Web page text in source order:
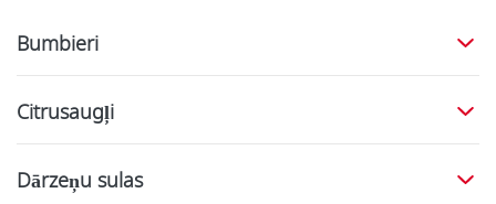
Bumbieri
Citrusaugļi
Dārzeņu sulas